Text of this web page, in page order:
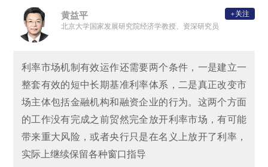
黄益平
北京大学国家发展研究院经济学教授、资深研究员
+关注
利率市场机制有效运作还需要两个条件，一是建立一
整套有效的短中长期基准利率体系，二是真正改变市
场主体包括金融机构和融资企业的行为。这两个方面
的工作没有完成之前贸然完全放开利率市场，有可能
带来重大风险，或者央行只是在名义上放开了利率，
实际上继续保留各种窗口指导